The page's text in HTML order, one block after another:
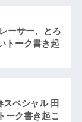
ーサー、とろ
トーク書き起
スペシャル 田
ーク書き起こ